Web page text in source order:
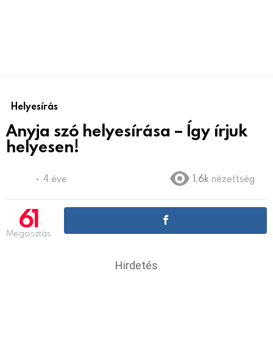
Helyesírás
Anyja szó helyesírása – Így írjuk
helyesen!
4 éve 1.6k nézettség
61
Megosztás
Hirdetés